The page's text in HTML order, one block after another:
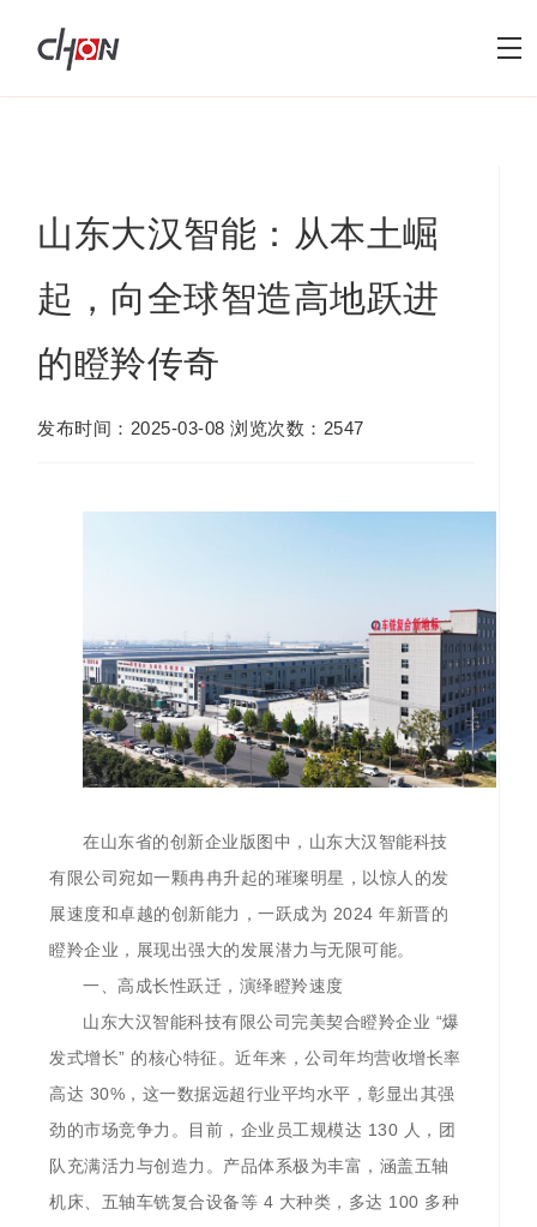
山东大汉智能：从本土崛
起，向全球智造高地跃进
的瞪羚传奇
发布时间：2025-03-08 浏览次数：2547
在山东省的创新企业版图中，山东大汉智能科技
有限公司宛如一颗冉冉升起的璀璨明星，以惊人的发
展速度和卓越的创新能力，一跃成为 2024 年新晋的
瞪羚企业，展现出强大的发展潜力与无限可能。
一、高成长性跃迁，演绎瞪羚速度
山东大汉智能科技有限公司完美契合瞪羚企业 “爆
发式增长” 的核心特征。近年来，公司年均营收增长率
高达 30%，这一数据远超行业平均水平，彰显出其强
劲的市场竞争力。目前，企业员工规模达 130 人，团
队充满活力与创造力。产品体系极为丰富，涵盖五轴
机床、五轴车铣复合设备等 4 大种类，多达 100 多种